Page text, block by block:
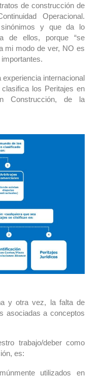
de construcción de
Operacional.
y que da lo
de ellos, porque “se
mi modo de ver, NO es
experiencia internacional
los Peritajes en
Construcción, de la
y otra vez, la falta de
asociadas a conceptos
trabajo/deber como
es:
utilizados en